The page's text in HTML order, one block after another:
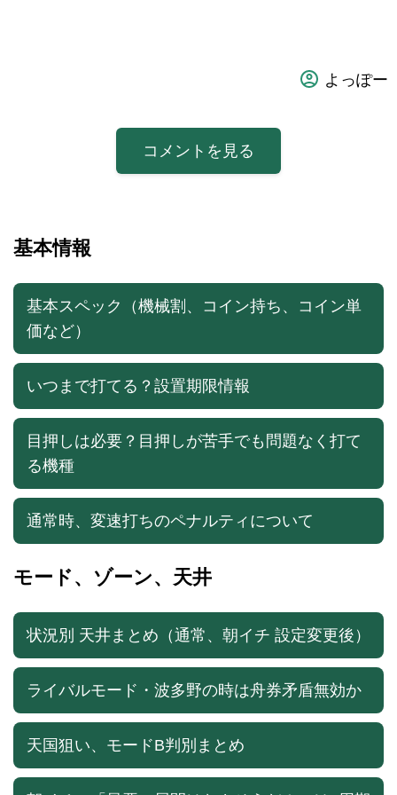
よっぽー
コメントを見る
基本情報
基本スペック（機械割、コイン持ち、コイン単
価など）
いつまで打てる？設置期限情報
目押しは必要？目押しが苦手でも問題なく打て
る機種
通常時、変速打ちのペナルティについて
モード、ゾーン、天井
状況別 天井まとめ（通常、朝イチ 設定変更後）
ライバルモード・波多野の時は舟券矛盾無効か
天国狙い、モードB判別まとめ